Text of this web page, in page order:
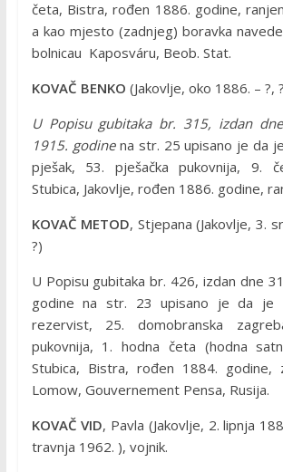
četa, Bistra, rođen 1886. godine,
a kao mjesto (zadnjeg) boravka
bolnicau Kaposváru, Beob. Stat.
KOVAČ BENKO (Jakovlje, oko 1886. – ?,
U Popisu gubitaka br. 315, izdan
1915. godinena str. 25 upisano je da
pješak, 53. pješačka pukovnija, 9.
Stubica, Jakovlje, rođen 1886. godine,
KOVAČ METOD, Stjepana (Jakovlje, 3.
?)
U Popisu gubitaka br. 426, izdan dne
godine na str. 23 upisano je da je
rezervist, 25. domobranska
pukovnija, 1. hodna četa (hodna
Stubica, Bistra, rođen 1884. godine,
Lomow, Gouvernement Pensa, Rusija.
KOVAČ VID, Pavla (Jakovlje, 2. lipnja
travnja 1962. ), vojnik.